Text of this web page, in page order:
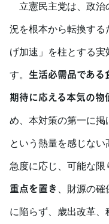
立憲民主党は、政治
況を根本から転換する
げ加速」を柱とする実
す。 生活必需品である
期待に応える本気の物
め、本対策の第一に掲
という熱量を感じな
急度に応じ、可能な限
重点を置き
、財源の
に陥らず、歳出改革